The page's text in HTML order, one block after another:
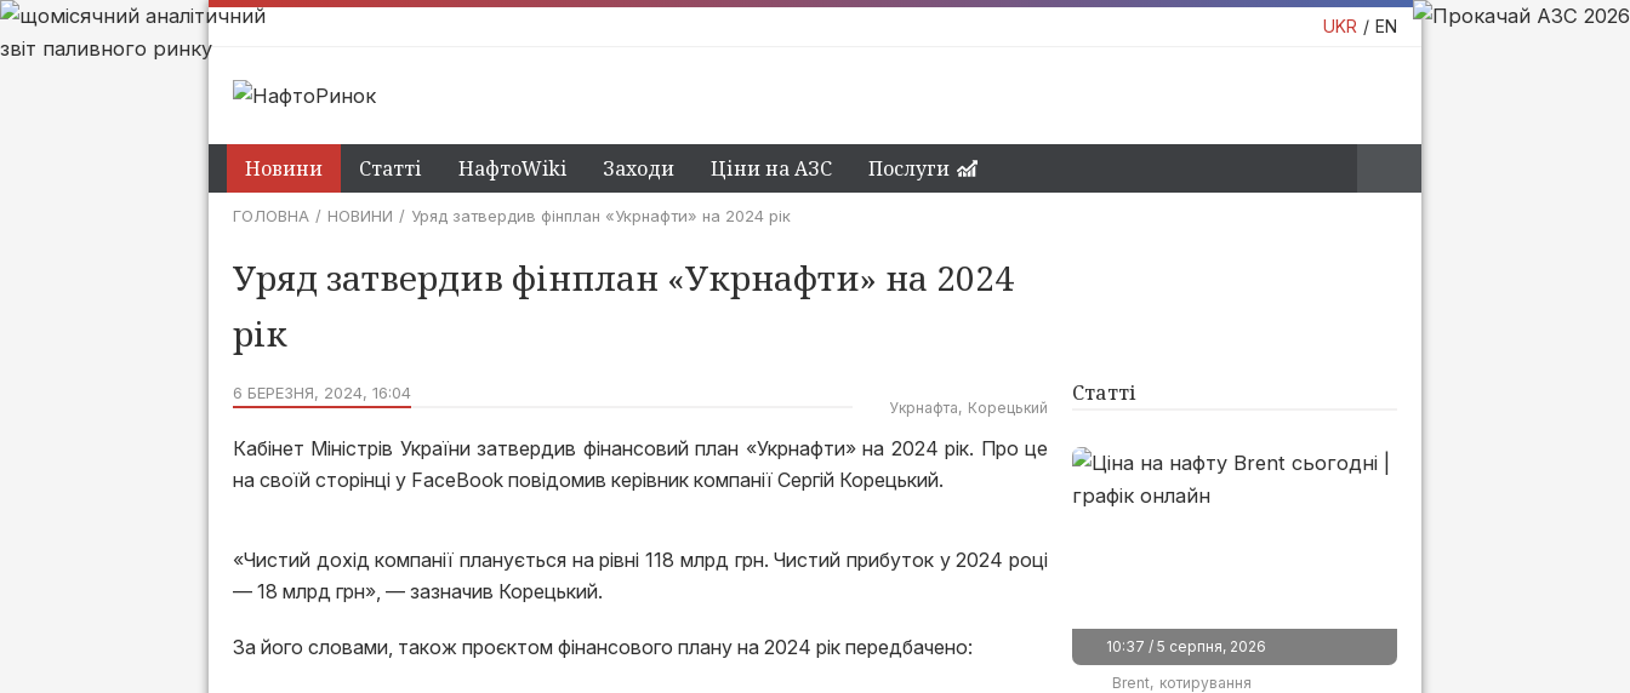
UKR EN
Новини Статті НафтоWiki Заходи Ціни на АЗС Послуги
ГОЛОВНА НОВИНИ Уряд затвердив фінплан «Укрнафти» на 2024 рік
Уряд затвердив фінплан «Укрнафти» на 2024
рік
6 БЕРЕЗНЯ, 2024, 16:04
Укрнафта Корецький
Кабінет Міністрів України затвердив фінансовий план «Укрнафти» на 2024 рік. Про це
на своїй сторінці у FaceBook повідомив керівник компанії Сергій Корецький.
«Чистий дохід компанії планується на рівні 118 млрд грн. Чистий прибуток у 2024 році
— 18 млрд грн», — зазначив Корецький.
За його словами, також проєктом фінансового плану на 2024 рік передбачено:
Статті
10:37 / 5 серпня, 2026
Brent котирування